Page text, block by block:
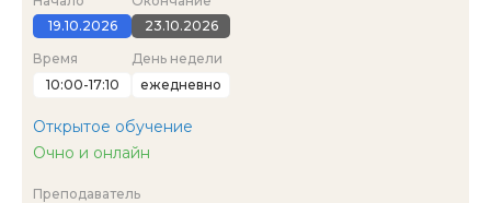
19.10.2026
23.10.2026
Время
10:00-17:10
День недели
ежедневно
Открытое обучение
Очно и онлайн
Преподаватель